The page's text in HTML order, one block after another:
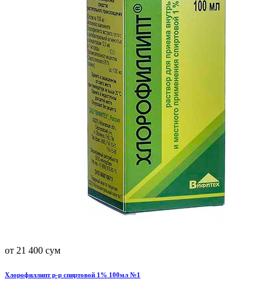
от 21 400 сум
Хлорофиллипт р-р спиртовой 1% 100мл №1